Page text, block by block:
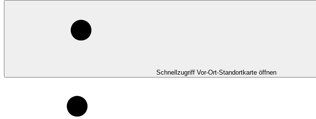
Schnellzugriff Vor-Ort-Standortkarte öffnen